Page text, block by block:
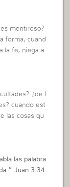
mentiroso?
forma, cuand
la fe, niega a
¿de l
cuando est
las cosas qu
las palabra
Juan 3:34